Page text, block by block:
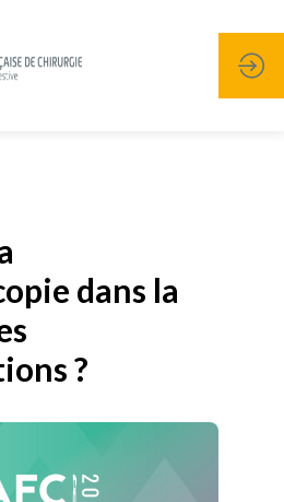
dans la
?